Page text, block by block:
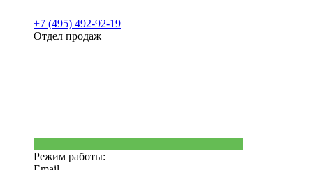
+7 (495) 492-92-19
Отдел продаж
Режим работы: